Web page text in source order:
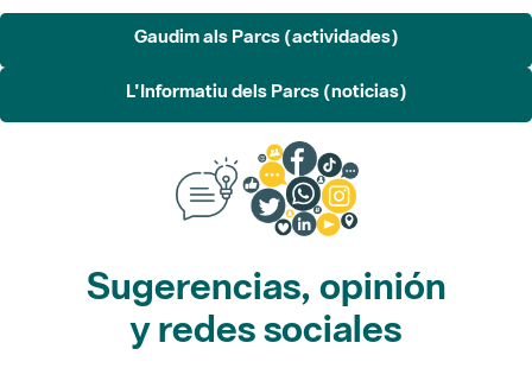
Gaudim als Parcs (actividades)
L'Informatiu dels Parcs (noticias)
Sugerencias, opinión
y redes sociales